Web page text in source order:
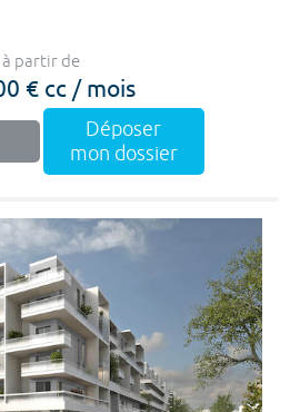
à partir de
€ cc / mois
Déposer
mon dossier